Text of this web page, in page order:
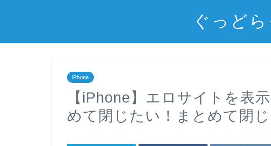
ぐっど
iPhone
【iPhone】エロサイトを表
めて閉じたい！まとめて閉